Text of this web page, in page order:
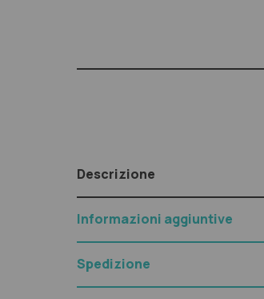
Descrizione
Informazioni aggiuntive
Spedizione